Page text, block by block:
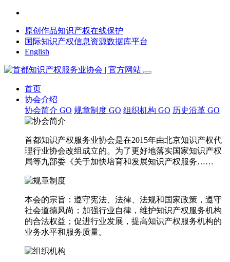
原创作品知识产权在线保护
国际知识产权信息资源数据库平台
English
首页
协会介绍
协会简介 GO 规章制度 GO 组织机构 GO 历史沿革 GO
首都知识产权服务业协会是在2015年由北京知识产权代
理行业协会改组成立的。为了更好地落实国家知识产权
局等九部委《关于加快培育和发展知识产权服务……
本会的宗旨：遵守宪法、法律、法规和国家政策，遵守
社会道德风尚；加强行业自律，维护知识产权服务机构
的合法权益；促进行业发展，提高知识产权服务机构的
业务水平和服务质量。